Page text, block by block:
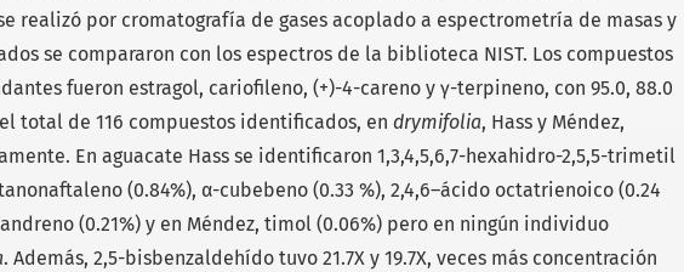
realizó por cromatografía de gases acoplado a espectrometría de masas y
se compararon con los espectros de la biblioteca NIST. Los compuestos
fueron estragol, cariofileno, (+)-4-careno y γ-terpineno, con 95.0, 88.0
total de 116 compuestos identificados, en drymifolia, Hass y Méndez,
En aguacate Hass se identificaron 1,3,4,5,6,7-hexahidro-2,5,5-trimetil
(0.84%), α-cubebeno (0.33 %), 2,4,6–ácido octatrienoico (0.24
(0.21%) y en Méndez, timol (0.06%) pero en ningún individuo
. Además, 2,5-bisbenzaldehído tuvo 21.7X y 19.7X, veces más concentración